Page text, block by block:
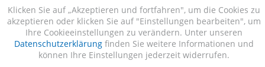
Klicken Sie auf „Akzeptieren und fortfahren", um die Cookies zu
akzeptieren oder klicken Sie auf "Einstellungen bearbeiten", um
Ihre Cookieeinstellungen zu verändern. Unter unseren
Datenschutzerklärung finden Sie weitere Informationen und
können Ihre Einstellungen jederzeit widerrufen.